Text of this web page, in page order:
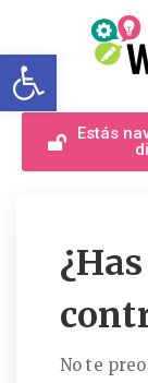
Abrir
Estás
No te